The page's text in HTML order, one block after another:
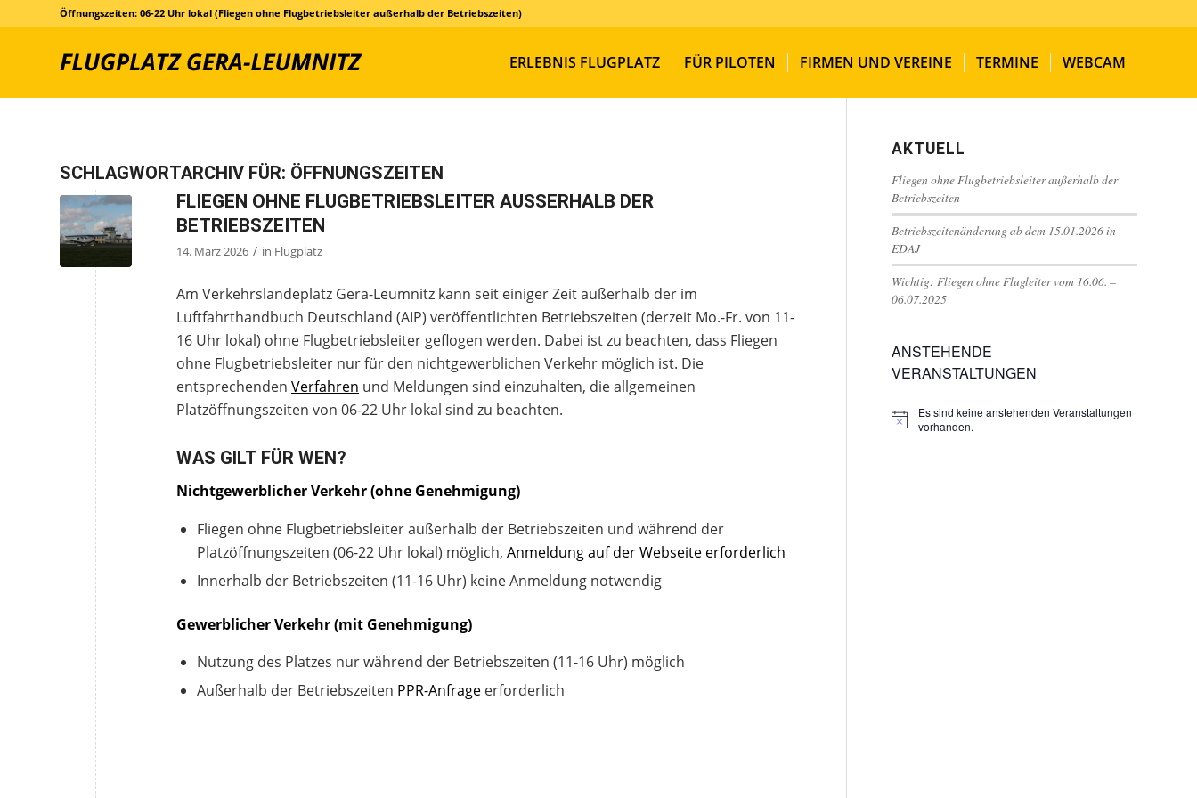
Öffnungszeiten: 06-22 Uhr lokal (Fliegen ohne Flugbetriebsleiter außerhalb der Betriebszeiten)
ERLEBNIS FLUGPLATZ FÜR PILOTEN FIRMEN UND VEREINE TERMINE WEBCAM
SCHLAGWORTARCHIV FÜR: ÖFFNUNGSZEITEN
FLIEGEN OHNE FLUGBETRIEBSLEITER AUSSERHALB DER B
ETRIEBSZEITEN
14. März 2026 / in Flugplatz
Am Verkehrslandeplatz Gera-Leumnitz kann seit einiger Zeit außerhalb der im
Luftfahrthandbuch Deutschland (AIP) veröffentlichten Betriebszeiten (derzeit Mo.-Fr. von 11-
16 Uhr lokal) ohne Flugbetriebsleiter geflogen werden. Dabei ist zu beachten, dass Fliegen
ohne Flugbetriebsleiter nur für den nichtgewerblichen Verkehr möglich ist. Die
entsprechenden Verfahren und Meldungen sind einzuhalten, die allgemeinen
Platzöffnungszeiten von 06-22 Uhr lokal sind zu beachten.
WAS GILT FÜR WEN?
Nichtgewerblicher Verkehr (ohne Genehmigung)
Fliegen ohne Flugbetriebsleiter außerhalb der Betriebszeiten und während der
Platzöffnungszeiten (06-22 Uhr lokal) möglich, Anmeldung auf der Webseite erforderlich
Innerhalb der Betriebszeiten (11-16 Uhr) keine Anmeldung notwendig
Gewerblicher Verkehr (mit Genehmigung)
Nutzung des Platzes nur während der Betriebszeiten (11-16 Uhr) möglich
Außerhalb der Betriebszeiten PPR-Anfrage erforderlich
AKTUELL
Fliegen ohne Flugbetriebsleiter außerhalb der
Betriebszeiten
Betriebszeitenänderung ab dem 15.01.2026 in
EDAJ
Wichtig: Fliegen ohne Flugleiter vom 16.06. –
06.07.2025
ANSTEHENDE
VERANSTALTUNGEN
Hinweis
Es sind keine anstehenden Veranstaltungen
vorhanden.